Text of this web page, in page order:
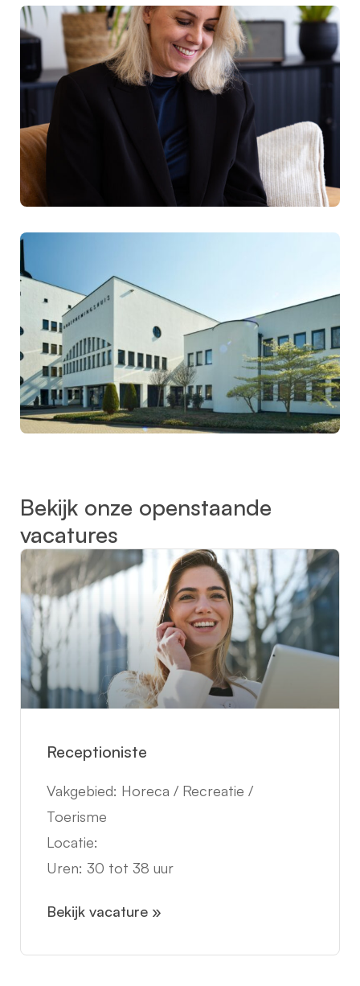
Bekijk onze openstaande
vacatures
Receptioniste
Vakgebied: Horeca / Recreatie /
Toerisme
Locatie:
Uren: 30 tot 38 uur
Bekijk vacature »